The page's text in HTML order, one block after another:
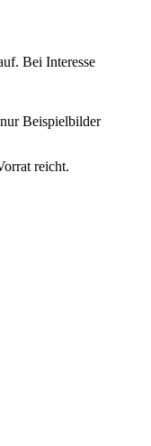
Bei Interesse
Beispielbilder
reicht.